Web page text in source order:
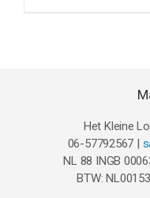
Het Kleine
06-57792567 |
NL 88 INGB
BTW: